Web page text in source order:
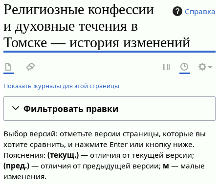
Справка
Религиозные конфессии
и духовные течения в
Томске — история изменений
Показать журналы для этой страницы
Фильтровать правки
Выбор версий: отметьте версии страницы, которые вы
хотите сравнить, и нажмите Enter или кнопку ниже.
Пояснения: (текущ.)— отличия от текущей версии;
(пред.)— отличия от предыдущей версии; м — малые
изменения.